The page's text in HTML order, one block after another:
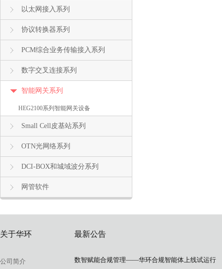
以太网接入系列
协议转换器系列
PCM综合业务传输接入系列
数字交叉连接系列
智能网关系列
HEG2100系列智能网关设备
Small Cell皮基站系列
OTN光网络系列
DCI-BOX和城域波分系列
网管软件
关于华环
公司简介
最新公告
数智赋能合规管理——华环合规智能体上线试运行